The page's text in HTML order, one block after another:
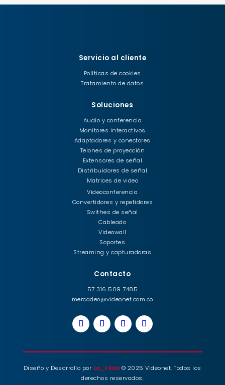
Servicio al cliente
Políticas de cookies
Tratamiento de datos
Soluciones
Audio y conferencia
Monitores interactivos
Adaptadores y conectores
Telones de proyección
Extensores de señal
Distribuidores de señal
Matrices de video
Videoconferencia
Convertidores y repetidores
Swithes de señal
Cableado
Videowall
Soportes
Streaming y capturadoras
Contacto
57 316 509 7485
mercadeo@videonet.com.co
Diseño y Desarrollo por La_Filial © 2025 Videonet. Todos los
derechos reservados.